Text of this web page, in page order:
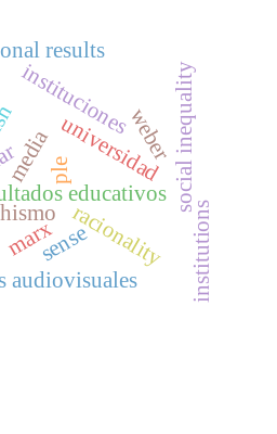
universidad
educativos social inequality
racionality
weber
institutions
instituciones
marx
results
media
audiovisuales
ple
sense